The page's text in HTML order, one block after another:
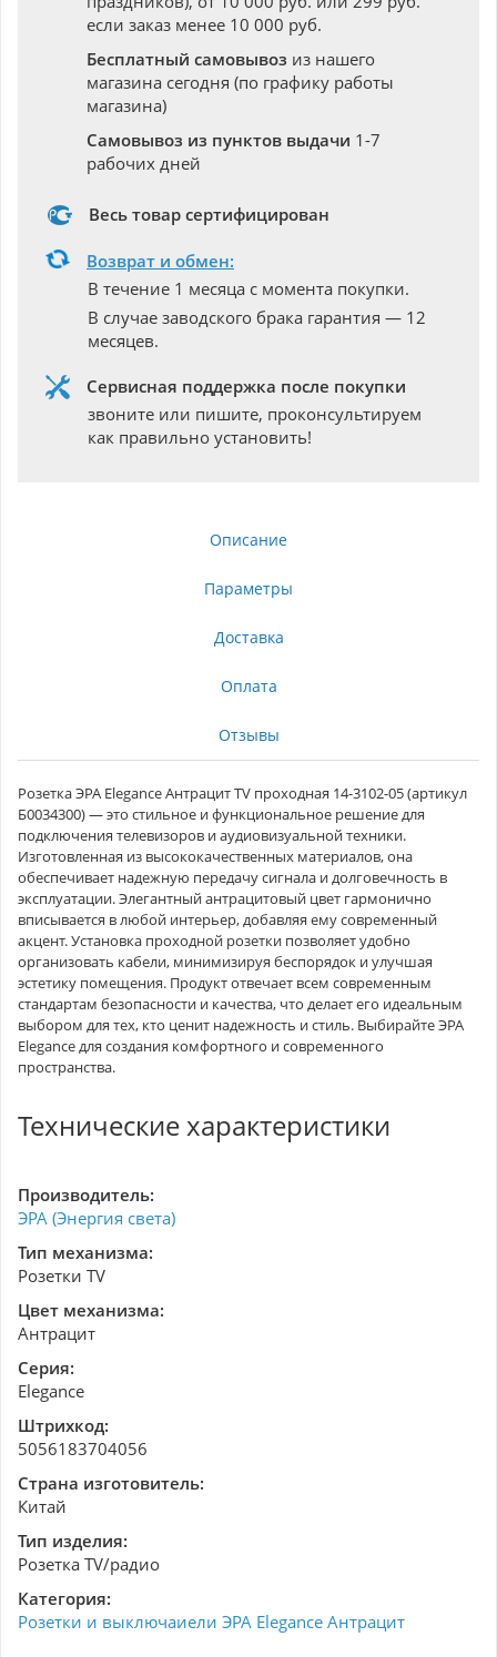
если заказ менее 10 000 руб.
Бесплатный самовывоз из нашего
магазина сегодня (по графику работы
магазина)
Самовывоз из пунктов выдачи 1-7
рабочих дней
Весь товар сертифицирован
Возврат и обмен:
В течение 1 месяца с момента покупки.
В случае заводского брака гарантия — 12
месяцев.
Сервисная поддержка после покупки
звоните или пишите, проконсультируем
как правильно установить!
Описание
Параметры
Доставка
Оплата
Отзывы
Розетка ЭРА Elegance Антрацит TV проходная 14-3102-05 (артикул
Б0034300) — это стильное и функциональное решение для
подключения телевизоров и аудиовизуальной техники.
Изготовленная из высококачественных материалов, она
обеспечивает надежную передачу сигнала и долговечность в
эксплуатации. Элегантный антрацитовый цвет гармонично
вписывается в любой интерьер, добавляя ему современный
акцент. Установка проходной розетки позволяет удобно
организовать кабели, минимизируя беспорядок и улучшая
эстетику помещения. Продукт отвечает всем современным
стандартам безопасности и качества, что делает его идеальным
выбором для тех, кто ценит надежность и стиль. Выбирайте ЭРА
Elegance для создания комфортного и современного
пространства.
Технические характеристики
Производитель:
ЭРА (Энергия света)
Тип механизма:
Розетки TV
Цвет механизма:
Антрацит
Серия:
Elegance
Штрихкод:
5056183704056
Страна изготовитель:
Китай
Тип изделия:
Розетка ТV/радио
Категория:
Розетки и выключаиели ЭРА Elegance Антрацит